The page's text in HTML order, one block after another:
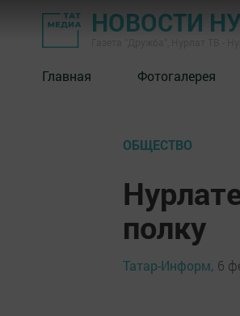
НОВОСТИ
Главная Фотогалерея
ОБЩЕСТВО
полку
Татар-Информ, 6